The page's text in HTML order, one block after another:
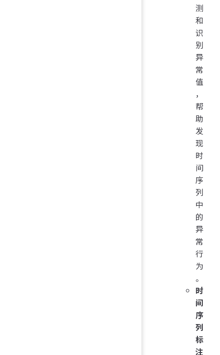
测
和
识
别
异
常
值
，
帮
助
发
现
时
间
序
列
中
的
异
常
行
为
。
时
间
序
列
标
注